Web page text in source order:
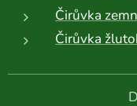
Čirůvka
Čirůvka